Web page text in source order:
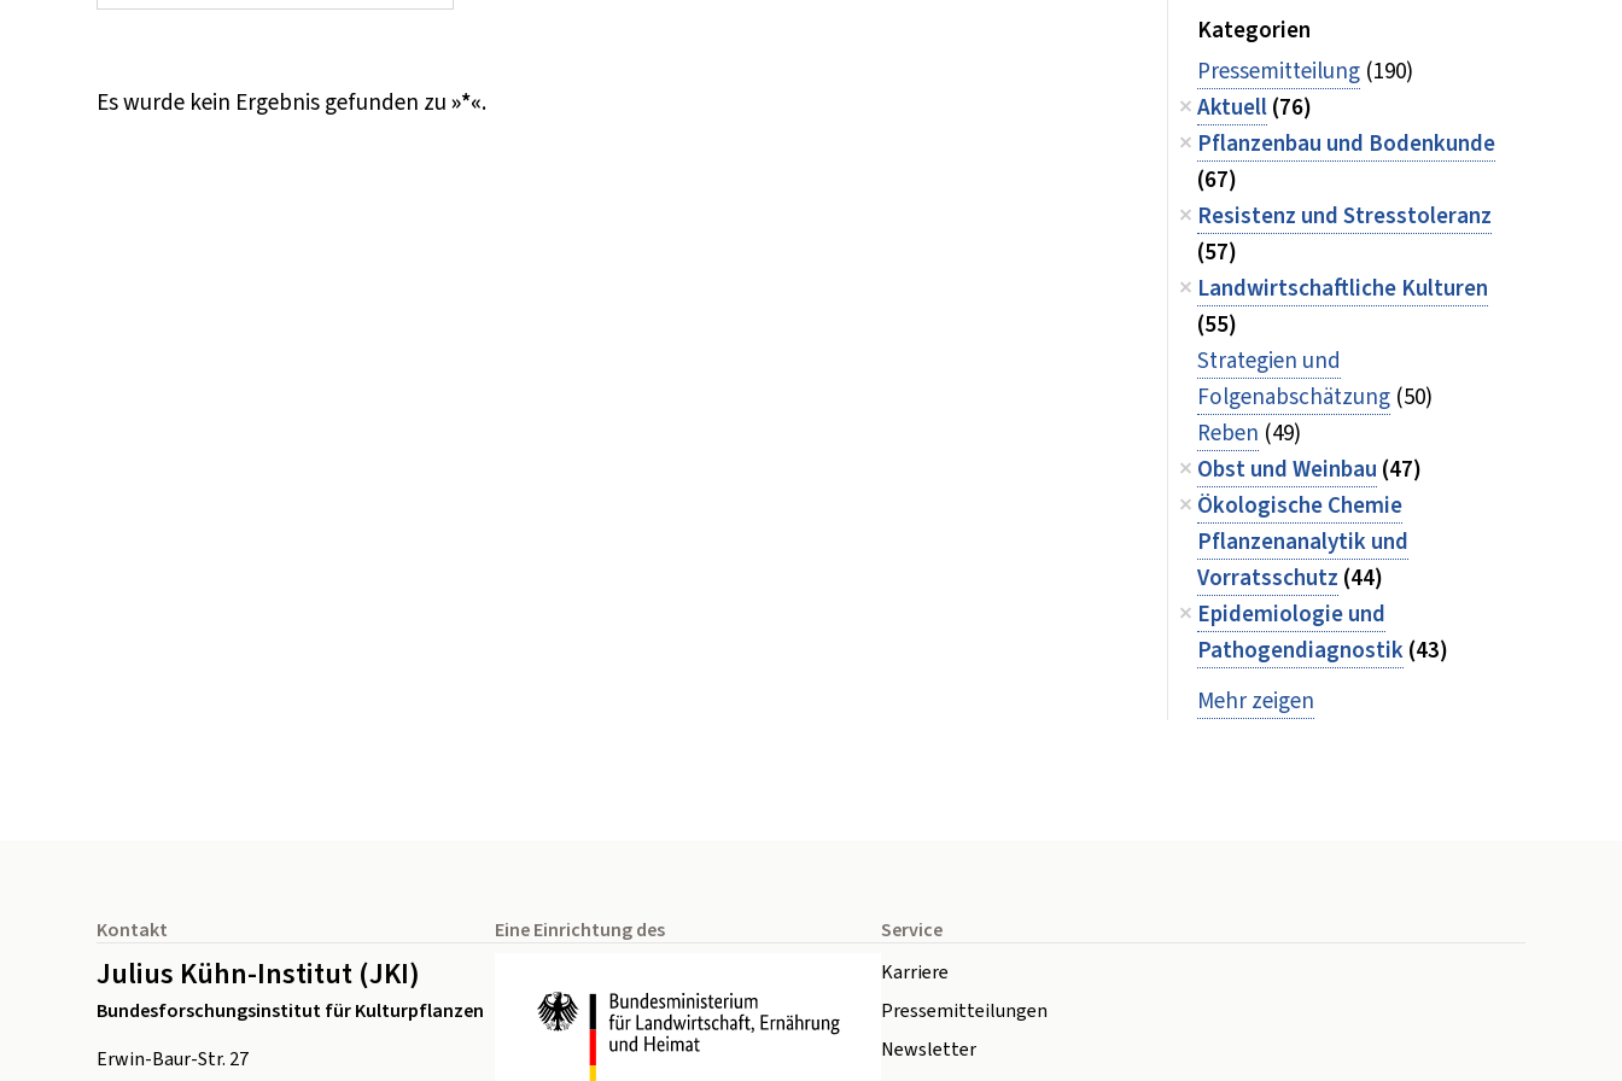
Es wurde kein Ergebnis gefunden zu»*«.
Kategorien
Pressemitteilung (190)
Aktuell(76)
Pflanzenbau und Bodenkunde
(67)
Resistenz und Stresstoleranz
(57)
Landwirtschaftliche Kulturen
(55)
Strategien und
Folgenabschätzung (50)
Reben (49)
Obst und Weinbau (47)
Ökologische Chemie
Pflanzenanalytik und
Vorratsschutz (44)
Epidemiologie und
Pathogendiagnostik(43)
Mehr zeigen
Kontakt
Julius Kühn-Institut (JKI)
Bundesforschungsinstitut für Kulturpflanzen
Erwin-Baur-Str. 27
Eine Einrichtung des
Service
Karriere
Pressemitteilungen
Newsletter